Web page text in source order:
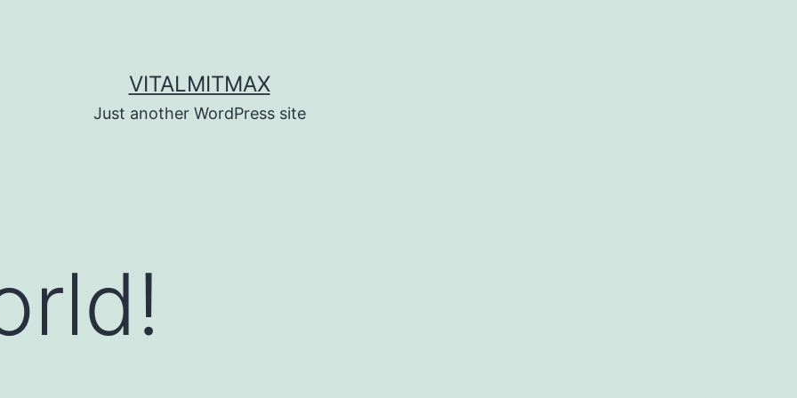
VITALMITMAX
Just another WordPress site